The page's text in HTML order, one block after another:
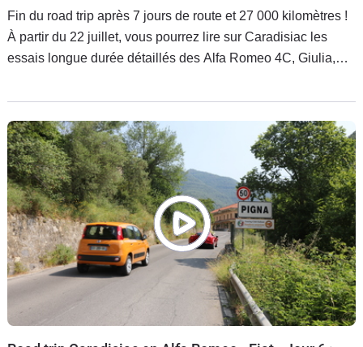
Fin du road trip après 7 jours de route et 27 000 kilomètres !
À partir du 22 juillet, vous pourrez lire sur Caradisiac les
essais longue durée détaillés des Alfa Romeo 4C, Giulia,
124. En attendant, retrouvez les réactions à chaud des
journalistes qui livrent leurs premières impressions sur les
voitures testées et qui tentent de tirer la quintessence de ce
que représentent aujourd'hui Alfa Romeo et Fiat.